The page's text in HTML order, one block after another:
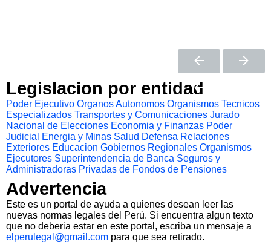
Legislacion por entidad
Poder Ejecutivo Organos Autonomos Organismos Tecnicos
Especializados Transportes y Comunicaciones Jurado
Nacional de Elecciones Economia y Finanzas Poder
Judicial
Energia y Minas Salud Defensa Relaciones
Exteriores Educacion Gobiernos Regionales Organismos
Ejecutores Superintendencia de Banca Seguros y
Administradoras Privadas de Fondos de Pensiones
Advertencia
Este es un portal de ayuda a quienes desean leer las
nuevas normas legales del Perú. Si encuentra algun texto
que no deberia estar en este portal, escriba un mensaje a
elperulegal@gmail.com para que sea retirado.